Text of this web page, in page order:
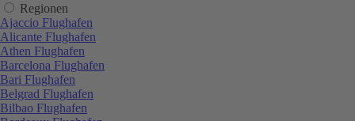
Regionen
Ajaccio Flughafen
Alicante Flughafen
Athen Flughafen
Barcelona Flughafen
Bari Flughafen
Belgrad Flughafen
Bilbao Flughafen